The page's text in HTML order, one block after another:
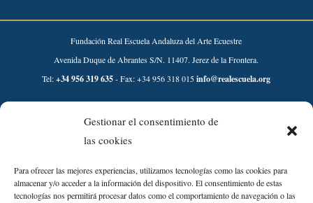
Gestionar el consentimiento de
las cookies
Para ofrecer las mejores experiencias, utilizamos tecnologías como las cookies para
almacenar y/o acceder a la información del dispositivo. El consentimiento de estas
tecnologías nos permitirá procesar datos como el comportamiento de navegación o las
Fundación Real Escuela Andaluza del Arte Ecuestre
Avenida Duque de Abrantes S/N. 11407. Jerez de la Frontera.
Tel:+34 956 319 635- Fax: +34 956 318 015info@realescuela.org
Desarrollado por: